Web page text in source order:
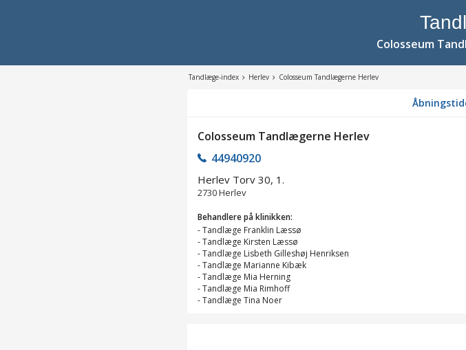
Colosseum
Tandlæge-index Herlev Colosseum Tandlægerne Herlev
Colosseum Tandlægerne Herlev
44940920
Herlev Torv 30, 1.
2730Herlev
Behandlere på klinikken:
-Tandlæge Franklin Læssø
-Tandlæge Kirsten Læssø
-Tandlæge Lisbeth Gilleshøj Henriksen
-Tandlæge Marianne Kibæk
-Tandlæge Mia Herning
-Tandlæge Mia Rimhoff
-Tandlæge Tina Noer